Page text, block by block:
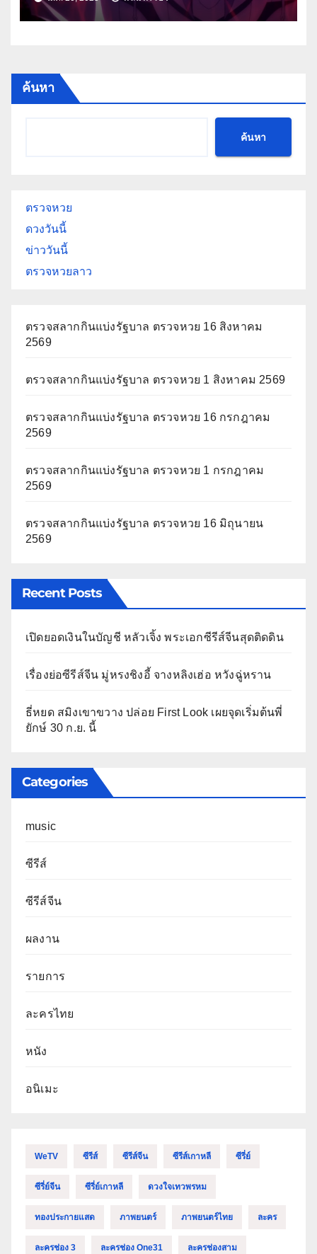
ค้นหา
ค้นหา
ตรวจหวย
ดวงวันนี้
ข่าววันนี้
ตรวจหวยลาว
ตรวจสลากกินแบ่งรัฐบาล ตรวจหวย 16 สิงหาคม
2569
ตรวจสลากกินแบ่งรัฐบาล ตรวจหวย 1 สิงหาคม 2569
ตรวจสลากกินแบ่งรัฐบาล ตรวจหวย 16 กรกฎาคม
2569
ตรวจสลากกินแบ่งรัฐบาล ตรวจหวย 1 กรกฎาคม
2569
ตรวจสลากกินแบ่งรัฐบาล ตรวจหวย 16 มิถุนายน
2569
Recent Posts
เปิดยอดเงินในบัญชี หลัวเจิ้ง พระเอกซีรีส์จีนสุดติดดิน
เรื่องย่อซีรีส์จีน มู่หรงชิงอี้ จางหลิงเฮ่อ หวังฉู่หราน
ธี่หยด สมิงเขาขวาง ปล่อย First Look เผยจุดเริ่มต้นพี่
ยักษ์ 30 ก.ย. นี้
Categories
music
ซีรีส์
ซีรีส์จีน
ผลงาน
รายการ
ละครไทย
หนัง
อนิเมะ
WeTV ซีรีส์ ซีรีส์จีน ซีรีส์เกาหลี ซีรี่ย์
ซีรี่ย์จีน ซีรี่ย์เกาหลี ดวงใจเทวพรหม
ทองประกายแสด ภาพยนตร์ ภาพยนตร์ไทย ละคร
ละครช่อง 3 ละครช่อง One31 ละครช่องสาม